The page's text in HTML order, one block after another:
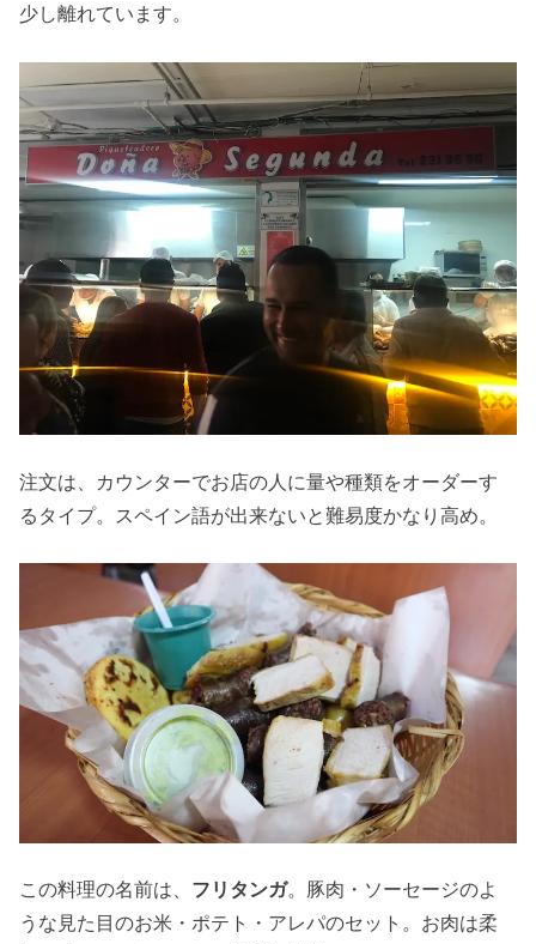
少し離れています。
注文は、カウンターでお店の人に量や種類をオーダーす
るタイプ。スペイン語が出来ないと難易度かなり高め。
この料理の名前は、 フリタンガ。豚肉・ソーセージのよ
うな見た目のお米・ポテト・アレパのセット。お肉は柔